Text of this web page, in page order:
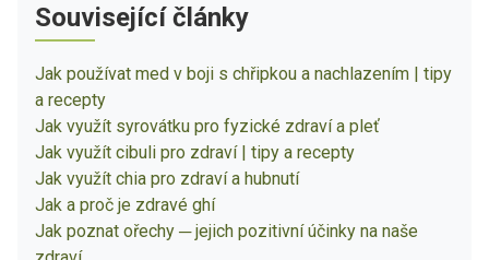
Související články
Jak používat med v boji s chřipkou a nachlazením | tipy
a recepty
Jak využít syrovátku pro fyzické zdraví a pleť
Jak využít cibuli pro zdraví | tipy a recepty
Jak využít chia pro zdraví a hubnutí
Jak a proč je zdravé ghí
Jak poznat ořechy ─ jejich pozitivní účinky na naše